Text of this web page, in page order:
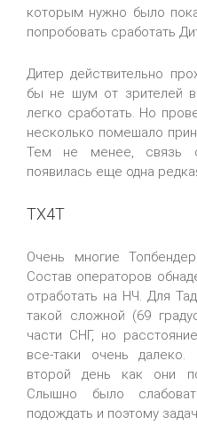
которым нужно было
попробовать сработать
Дитер действительно
бы не шум от зрителей
легко сработать. Но
несколько помешало
Тем не менее, связь
появилась еще одна
TX4T
Очень многие
Состав операторов
отработать на НЧ. Для
такой сложной (69
части СНГ, но
все-таки очень
второй день как они
Слышно было
подождать и поэтому